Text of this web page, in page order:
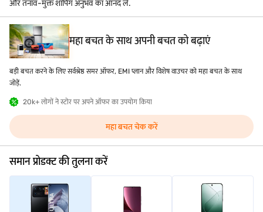
और तनाव-मुक्त शॉपिंग अनुभव का आनंद लें.
महा बचत के साथ अपनी बचत को बढ़ाएं
बड़ी बचत करने के लिए सर्वश्रेष्ठ समर ऑफर, EMI प्लान और विशेष वाउचर को महा बचत के साथ
जोड़ें.
20k+ लोगों ने स्टोर पर अपने ऑफर का उपयोग किया
महा बचत चेक करें
समान प्रोडक्ट की तुलना करें